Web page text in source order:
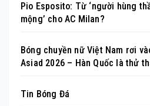
Pio Esposito: Từ ‘người hùng
mộng’ cho AC Milan?
Bóng chuyền nữ Việt Nam rơi
Asiad 2026 – Hàn Quốc là thử
Tin Bóng Đá